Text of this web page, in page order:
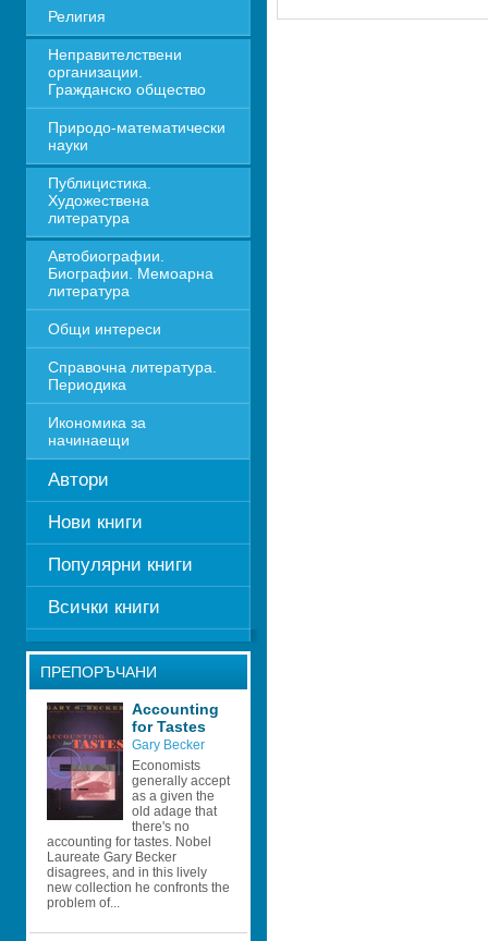
Религия
Неправителствени
организации.
Гражданско общество
Природо-математически
науки
Публицистика.
Художествена
литература
Автобиографии.
Биографии. Мемоарна
литература
Общи интереси
Справочна литература.
Периодика
Икономика за
начинаещи
Автори
Нови книги
Популярни книги
Всички книги
ПРЕПОРЪЧАНИ
Accounting
for Tastes
Gary Becker
Economists
generally accept
as a given the
old adage that
there's no
accounting for tastes. Nobel
Laureate Gary Becker
disagrees, and in this lively
new collection he confronts the
problem of...